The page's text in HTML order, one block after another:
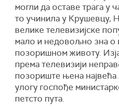
могли да оставе трага у
то учинила у Крушевцу,
велике телевизијске
мало и недовољно зна
позоришном животу.
према телевизији
позориште њена највећа
улогу госпође
петсто пута.